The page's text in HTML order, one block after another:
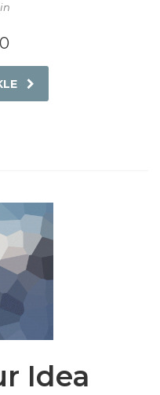
Idea